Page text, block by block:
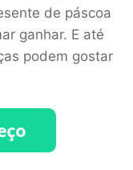
de páscoa
ganhar. E até
podem gostar